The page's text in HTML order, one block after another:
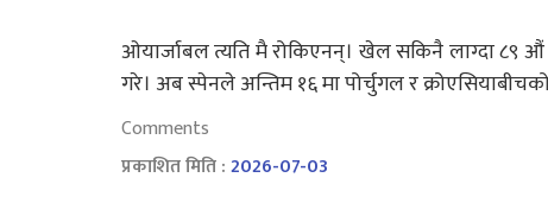
ओयार्जाबल त्यति मै रोकिएनन्। खेल सकिनै लाग्दा ८९ औं
गरे। अब स्पेनले अन्तिम १६ मा पोर्चुगल र
Comments
प्रकाशित मिति :2026-07-03